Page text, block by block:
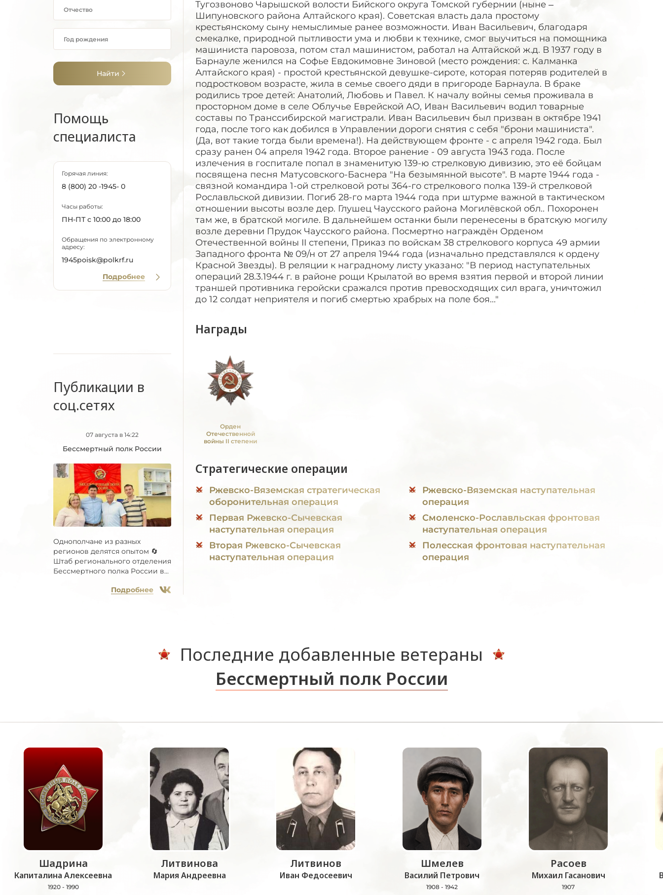
Найти
Помощь
специалиста
Горячая линия:
8 (800) 20 -1945- 0
Часы работы:
ПН-ПТ с 10:00 до 18:00
Обращения по электронному
адресу:
1945poisk@polkrf.ru
Подробнее
Публикации в
соц.сетях
07 августа в 14:22
Бессмертный полк России
Однополчане из разных
регионов делятся опытом 🔄
Штаб регионального отделения
Бессмертного полка России в...
Подробнее
Тугозвоново Чарышской волости Бийского округа Томской губернии (ныне –
Шипуновского района Алтайского края). Советская власть дала простому
крестьянскому сыну немыслимые ранее возможности. Иван Васильевич, благодаря
смекалке, природной пытливости ума и любви к технике, смог выучиться на помощника
машиниста паровоза, потом стал машинистом, работал на Алтайской ж.д. В 1937 году в
Барнауле женился на Софье Евдокимовне Зиновой (место рождения: с. Калманка
Алтайского края) - простой крестьянской девушке-сироте, которая потеряв родителей в
подростковом возрасте, жила в семье своего дяди в пригороде Барнаула. В браке
родились трое детей: Анатолий, Любовь и Павел. К началу войны семья проживала в
просторном доме в селе Облучье Еврейской АО, Иван Васильевич водил товарные
составы по Транссибирской магистрали. Иван Васильевич был призван в октябре 1941
года, после того как добился в Управлении дороги снятия с себя "брони машиниста".
(Да, вот такие тогда были времена!). На действующем фронте - с апреля 1942 года. Был
сразу ранен 04 апреля 1942 года. Второе ранение - 09 августа 1943 года. После
излечения в госпитале попал в знаменитую 139-ю стрелковую дивизию, это её бойцам
посвящена песня Матусовского-Баснера "На безымянной высоте". В марте 1944 года -
связной командира 1-ой стрелковой роты 364-го стрелкового полка 139-й стрелковой
Рославльской дивизии. Погиб 28-го марта 1944 года при штурме важной в тактическом
отношении высоты возле дер. Глушец Чаусского района Могилёвской обл.. Похоронен
там же, в братской могиле. В дальнейшем останки были перенесены в братскую могилу
возле деревни Прудок Чаусского района. Посмертно награждён Орденом
Отечественной войны II степени, Приказ по войскам 38 стрелкового корпуса 49 армии
Западного фронта № 09/н от 27 апреля 1944 года (изначально представлялся к ордену
Красной Звезды). В реляции к наградному листу указано: "В период наступательных
операций 28.3.1944 г. в районе рощи Крылатой во время взятия первой и второй линии
траншей противника геройски сражался против превосходящих сил врага, уничтожил
до 12 солдат неприятеля и погиб смертью храбрых на поле боя..."
Награды
Орден
Отечественной
войны II степени
Стратегические операции
Ржевско-Вяземская стратегическая
оборонительная операция
Первая Ржевско-Сычевская
наступательная операция
Вторая Ржевско-Сычевская
наступательная операция
Ржевско-Вяземская наступательная
операция
Смоленско-Рославльская фронтовая
наступательная операция
Полесская фронтовая наступательная
операция
Последние добавленные ветераны
Бессмертный полк России
Шадрина
Капиталина Алексеевна
1920 - 1990
Литвинова
Мария Андреевна
Литвинов
Иван Федосеевич
Шмелев
Василий Петрович
1908 - 1942
Расоев
Михаил Гасанович
1907